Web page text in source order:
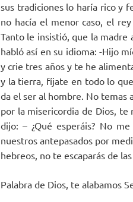
sus tradiciones lo haría rico y
no hacía el menor caso, el
Tanto le insistió, que la madre
habló así en su idioma: -Hijo
y crie tres años y te he
y la tierra, fíjate en todo lo
da el ser al hombre. No temas
por la misericordia de Dios, te
dijo: – ¿Qué esperáis? No
nuestros antepasados por
hebreos, no te escaparás de
Palabra de Dios, te alabamos